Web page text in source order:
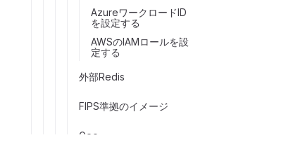
AzureワークロードID
を設定する
AWSのIAMロールを設
定する
外部Redis
FIPS準拠のイメージ
Geo